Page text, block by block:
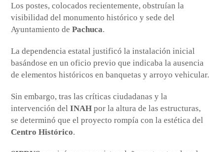
Los postes, colocados recientemente, obstruían la
visibilidad del monumento histórico y sede del
Ayuntamiento dePachuca.
La dependencia estatal justificó la instalación inicial
basándose en un oficio previo que indicaba la ausencia
de elementos históricos en banquetas y arroyo vehicular.
Sin embargo, tras las críticas ciudadanas y la
intervención delINAH por la altura de las estructuras,
se determinó que el proyecto rompía con la estética del
Centro Histórico.